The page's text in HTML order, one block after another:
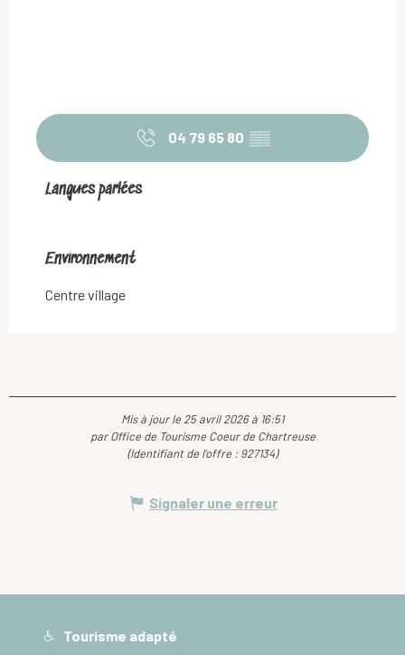
04 79 65 80 ▒▒
Langues parlées
Langues parlées
Environnement
Environnement
Centre village
Mis à jour le 25 avril 2026 à 16:51
par Office de Tourisme Coeur de Chartreuse
(Identifiant de l'offre : 927134)
Signaler une erreur
Tourisme adapté